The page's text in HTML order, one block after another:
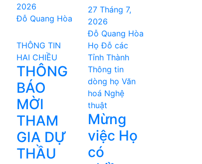
2026
Đỗ Quang Hòa
27 Tháng 7,
2026
Đỗ Quang Hòa
THÔNG TIN
HAI CHIỀU
THÔNG
BÁO
MỜI
THAM
GIA DỰ
THẦU
Họ Đỗ các
Tỉnh Thành
Thông tin
dòng họ Văn
hoá Nghệ
thuật
Mừng
việc Họ
có